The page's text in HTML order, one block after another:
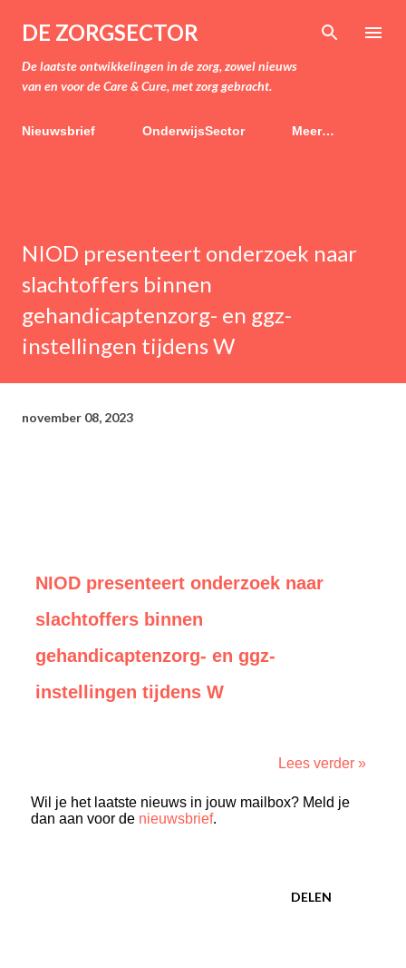
Doorgaan naar hoofdcontent
DE ZORGSECTOR
De laatste ontwikkelingen in de zorg, zowel nieuws
van en voor de Care & Cure, met zorg gebracht.
Nieuwsbrief OnderwijsSector Meer…
NIOD presenteert onderzoek naar
slachtoffers binnen
gehandicaptenzorg- en ggz-
instellingen tijdens W
november 08, 2023
NIOD presenteert onderzoek naar
slachtoffers binnen
gehandicaptenzorg- en ggz-
instellingen tijdens W
Lees verder »
Wil je het laatste nieuws in jouw mailbox? Meld je
dan aan voor de nieuwsbrief.
DELEN